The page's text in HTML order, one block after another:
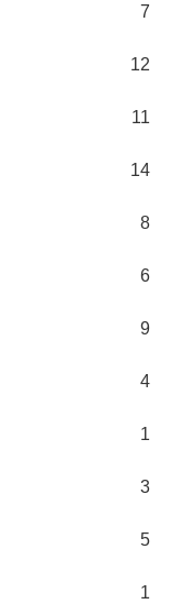
7
12
11
14
8
6
9
4
1
3
5
1